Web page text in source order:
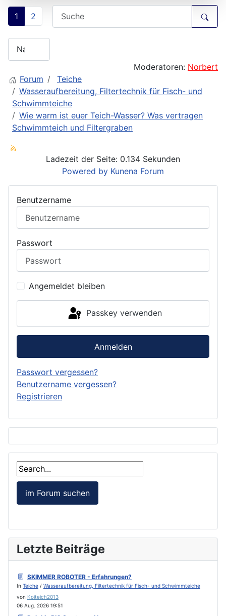
1 2
Moderatoren: Norbert
Forum
Teiche
Wasseraufbereitung, Filtertechnik für Fisch- und
Schwimmteiche
Wie warm ist euer Teich-Wasser? Was vertragen
Schwimmteich und Filtergraben
Ladezeit der Seite: 0.134 Sekunden
Powered by Kunena Forum
Benutzername
Passwort
Angemeldet bleiben
Passkey verwenden
Anmelden
Passwort vergessen?
Benutzername vergessen?
Registrieren
Letzte Beiträge
SKIMMER ROBOTER - Erfahrungen?
In Teiche / Wasseraufbereitung, Filtertechnik für Fisch- und Schwimmteiche
von Koiteich2013
06 Aug. 2026 19:51